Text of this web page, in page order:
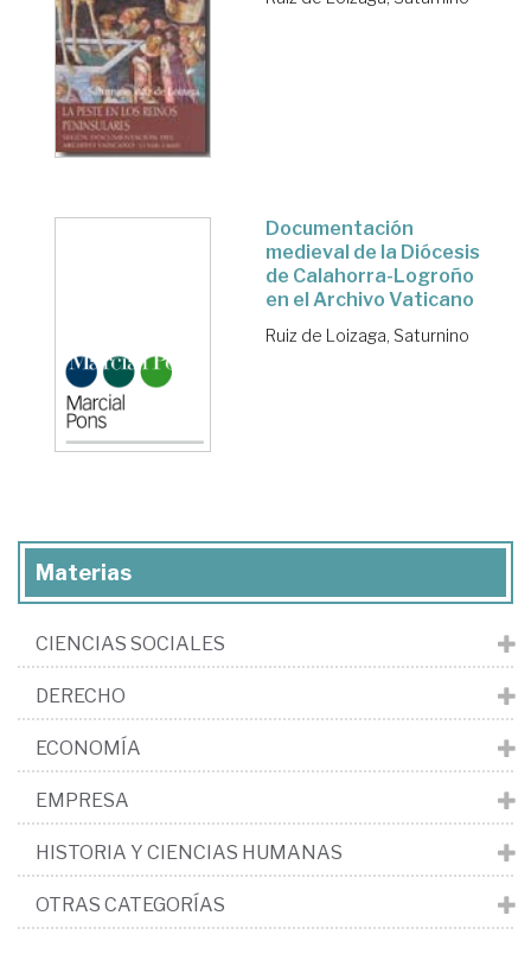
Documentación
medieval de la Diócesis
de Calahorra-Logroño
en el Archivo Vaticano
Ruiz de Loizaga, Saturnino
Materias
CIENCIAS SOCIALES
DERECHO
ECONOMÍA
EMPRESA
HISTORIA Y CIENCIAS HUMANAS
OTRAS CATEGORÍAS